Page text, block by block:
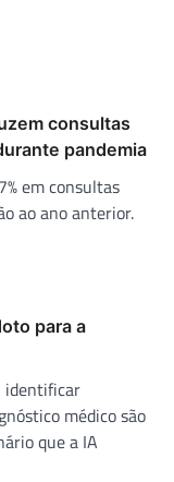
consultas
pandemia
em consultas
ao ano anterior.
para a
identificar
médico são
que a IA